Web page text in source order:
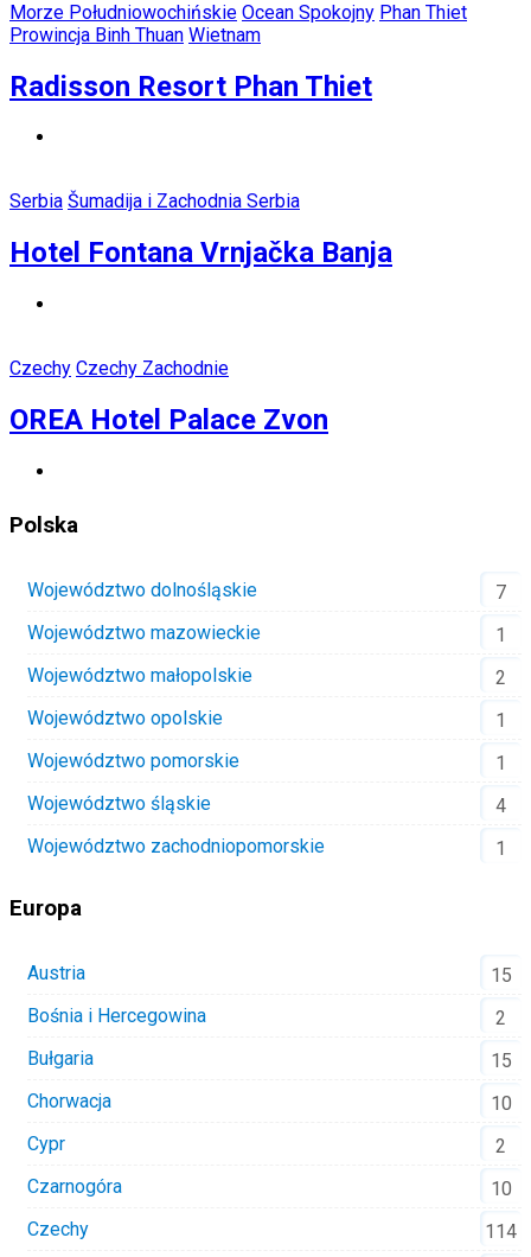
Morze Południowochińskie Ocean Spokojny Phan Thiet
Prowincja Binh Thuan Wietnam
Radisson Resort Phan Thiet
Serbia Šumadija i Zachodnia Serbia
Hotel Fontana Vrnjačka Banja
Czechy Czechy Zachodnie
OREA Hotel Palace Zvon
Polska
Województwo dolnośląskie
7
Województwo mazowieckie
1
Województwo małopolskie
2
Województwo opolskie
1
Województwo pomorskie
1
Województwo śląskie
4
Województwo zachodniopomorskie
1
Europa
Austria
15
Bośnia i Hercegowina
2
Bułgaria
15
Chorwacja
10
Cypr
2
Czarnogóra
10
Czechy
114